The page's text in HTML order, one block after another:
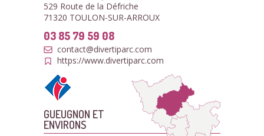
529 Route de la Défriche
71320 TOULON-SUR-ARROUX
03 85 79 59 08
contact@divertiparc.com
https://www.divertiparc.com
GUEUGNON ET
ENVIRONS